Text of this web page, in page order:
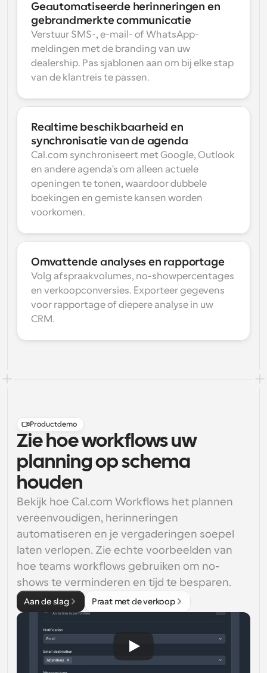
Geautomatiseerde herinneringen en
gebrandmerkte communicatie
Verstuur SMS-, e-mail- of WhatsApp-
meldingen met de branding van uw
dealership. Pas sjablonen aan om bij elke stap
van de klantreis te passen.
Realtime beschikbaarheid en
synchronisatie van de agenda
Cal.com synchroniseert met Google, Outlook
en andere agenda's om alleen actuele
openingen te tonen, waardoor dubbele
boekingen en gemiste kansen worden
voorkomen.
Omvattende analyses en rapportage
Volg afspraakvolumes, no-showpercentages
en verkoopconversies. Exporteer gegevens
voor rapportage of diepere analyse in uw
CRM.
Productdemo
Zie hoe workflows uw
planning op schema
houden
Bekijk hoe Cal.com Workflows het plannen
vereenvoudigen, herinneringen
automatiseren en je vergaderingen soepel
laten verlopen. Zie echte voorbeelden van
hoe teams workflows gebruiken om no-
shows te verminderen en tijd te besparen.
Aan de slag Praat met de verkoop